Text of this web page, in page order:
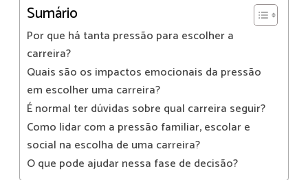
Sumário
Por que há tanta pressão para escolher a
carreira?
Quais são os impactos emocionais da pressão
em escolher uma carreira?
É normal ter dúvidas sobre qual carreira seguir?
Como lidar com a pressão familiar, escolar e
social na escolha de uma carreira?
O que pode ajudar nessa fase de decisão?